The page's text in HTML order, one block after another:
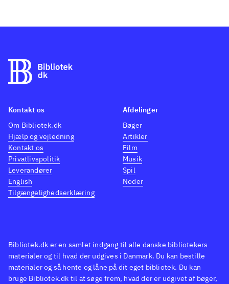
Bibliotek.dk er en samlet indgang til alle danske bibliotekers
materialer og til hvad der udgives i Danmark. Du kan bestille
materialer og så hente og låne på dit eget bibliotek. Du kan
bruge Bibliotek.dk til at søge frem, hvad der er udgivet af bøger,
Kontakt os
Om Bibliotek.dk
Hjælp og vejledning
Kontakt os
Privatlivspolitik
Leverandører
English
Tilgængelighedserklæring
Afdelinger
Bøger
Artikler
Film
Musik
Spil
Noder